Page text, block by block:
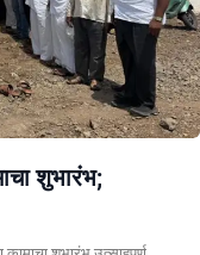
शुभारंभ;